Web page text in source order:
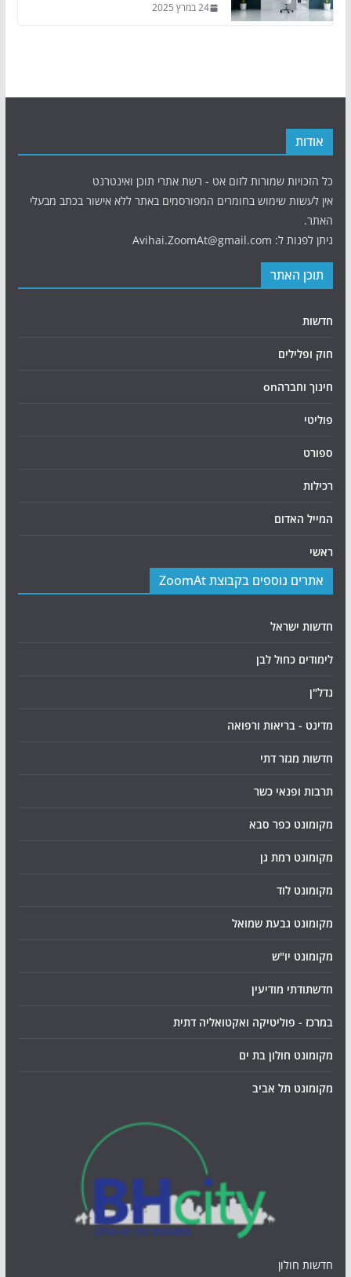
24 במרץ 2025
אודות
כל הזכויות שמורות לזום אט - רשת אתרי תוכן ואינטרנט
אין לעשות שימוש בחומרים המפורסמים באתר ללא אישור בכתב מבעלי
האתר.
ניתן לפנות ל: Avihai.ZoomAt@gmail.com
תוכן האתר
חדשות
חוק ופלילים
חינוך וחברהon
פוליטי
ספורט
רכילות
המייל האדום
ראשי
אתרים נוספים בקבוצת ZoomAt
חדשות ישראל
לימודים כחול לבן
נדל"ן
מדינט - בריאות ורפואה
חדשות מגזר דתי
תרבות ופנאי כשר
מקומונט כפר סבא
מקומונט רמת גן
מקומונט לוד
מקומונט גבעת שמואל
מקומונט יו"ש
חדשתודתי מודיעין
במרכז - פוליטיקה ואקטואליה דתית
מקומונט חולון בת ים
מקומונט תל אביב
חדשות חולון